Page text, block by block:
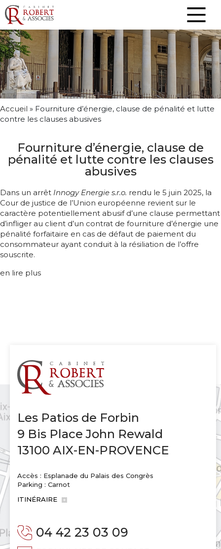
Accueil » Fourniture d’énergie, clause de pénalité et lutte
contre les clauses abusives
Fourniture d’énergie, clause de
pénalité et lutte contre les clauses
abusives
Dans un arrêt Innogy Energie s.r.o. rendu le 5 juin 2025, la
Cour de justice de l’Union européenne revient sur le
caractère potentiellement abusif d’une clause permettant
d’infliger au client d’un contrat de fourniture d’énergie une
pénalité forfaitaire en cas de défaut de paiement du
consommateur ayant conduit à la résiliation de l’offre
souscrite.
en lire plus
Les Patios de Forbin
9 Bis Place John Rewald
13100 AIX-EN-PROVENCE
Accès : Esplanade du Palais des Congrès
Parking : Carnot
ITINÉRAIRE
04 42 23 03 09